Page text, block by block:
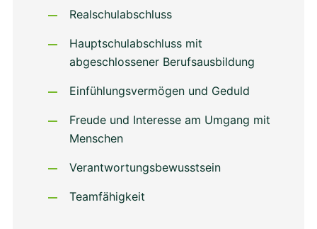
Realschulabschluss
Hauptschulabschluss mit
abgeschlossener Berufsausbildung
Einfühlungsvermögen und Geduld
Freude und Interesse am Umgang mit
Menschen
Verantwortungsbewusstsein
Teamfähigkeit